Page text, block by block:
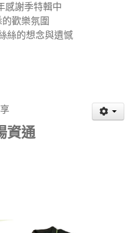
感謝季特輯中
歡樂氛圍
絲的想念與遺憾
資通